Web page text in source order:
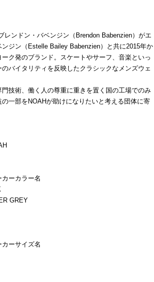
レンドン・バベンジン（Brendon Babenzien）がエ
ジン（Estelle Bailey Babenzien）と共に2015年か
ク発のブランド。スケートやサーフ、音楽といっ
バイタリティを反映したクラシックなメンズウェ
技術、働く人の尊重に重きを置く国の工場でのみ
一部をNOAHが助けになりたいと考える団体に寄
ーカラー名
GREY
ーサイズ名